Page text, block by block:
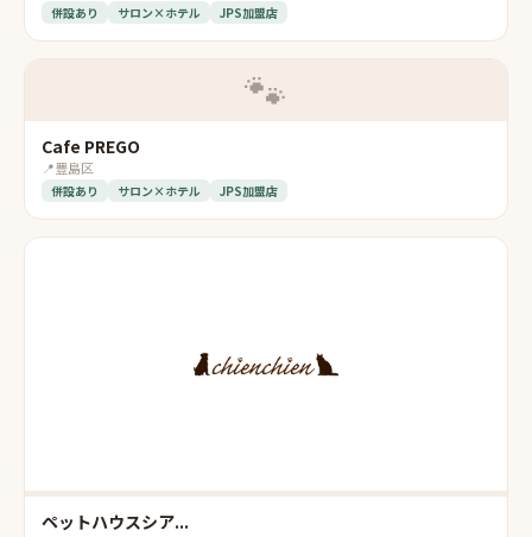
併設あり サロン×ホテル JPS加盟店
🐾
Cafe PREGO
📍豊島区
併設あり サロン×ホテル JPS加盟店
ペットハウスシア...